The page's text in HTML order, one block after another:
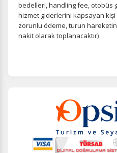
bedelleri, handling fee, otobüs
hizmet giderlerini kapsayan kişi
zorunlu ödeme, turun
nakit olarak toplanacaktır)